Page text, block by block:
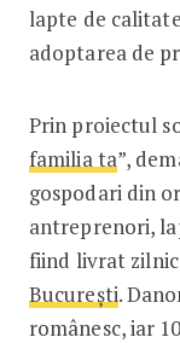
lapte de
adoptarea de
Prin proiectul
familia ta”,
gospodari din
antreprenori,
fiind livrat
București.
românesc, iar